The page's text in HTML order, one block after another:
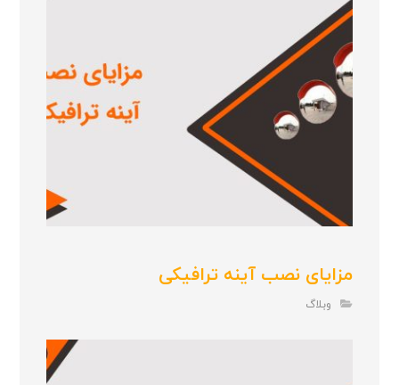
مزایای نصب آینه ترافیکی
وبلاگ